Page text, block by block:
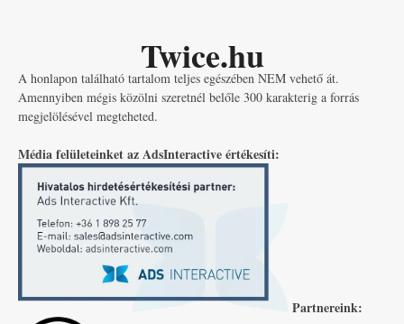
Twice.hu
A honlapon található tartalom teljes egészében NEM vehető át.
Amennyiben mégis közölni szeretnél belőle 300 karakterig a forrás
megjelölésével megteheted.
Média felületeinket az AdsInteractive értékesíti:
Partnereink: